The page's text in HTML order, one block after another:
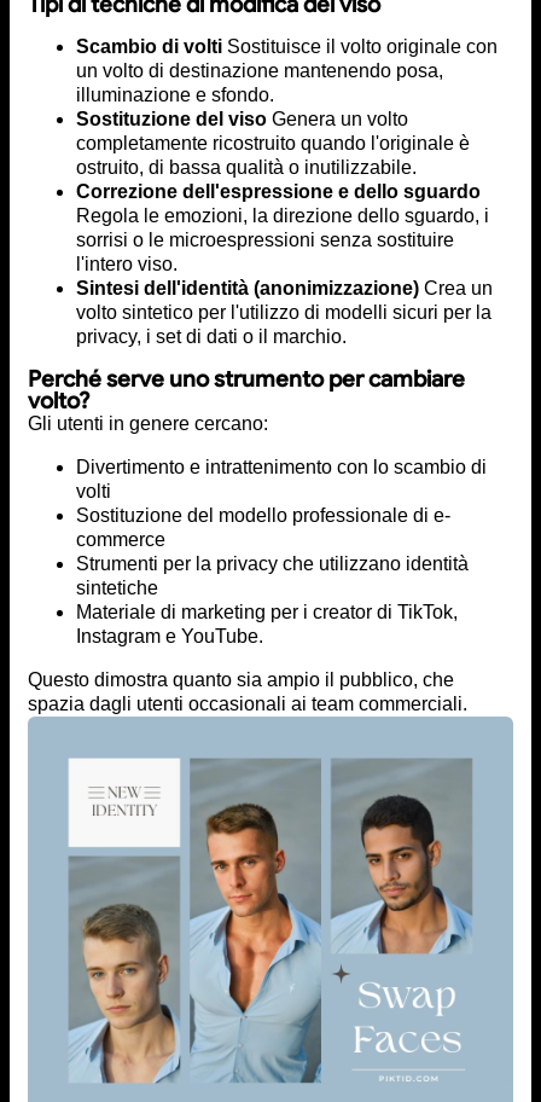
Scambio di volti Sostituisce il volto originale con
un volto di destinazione mantenendo posa,
illuminazione e sfondo.
Sostituzione del viso Genera un volto
completamente ricostruito quando l'originale è
ostruito, di bassa qualità o inutilizzabile.
Correzione dell'espressione e dello sguardo
Regola le emozioni, la direzione dello sguardo, i
sorrisi o le microespressioni senza sostituire
l'intero viso.
Sintesi dell'identità (anonimizzazione) Crea un
volto sintetico per l'utilizzo di modelli sicuri per la
privacy, i set di dati o il marchio.
Perché serve uno strumento per cambiare
volto?
Gli utenti in genere cercano:
Divertimento e intrattenimento con lo scambio di
volti
Sostituzione del modello professionale di e-
commerce
Strumenti per la privacy che utilizzano identità
sintetiche
Materiale di marketing per i creator di TikTok,
Instagram e YouTube.
Questo dimostra quanto sia ampio il pubblico, che
spazia dagli utenti occasionali ai team commerciali.